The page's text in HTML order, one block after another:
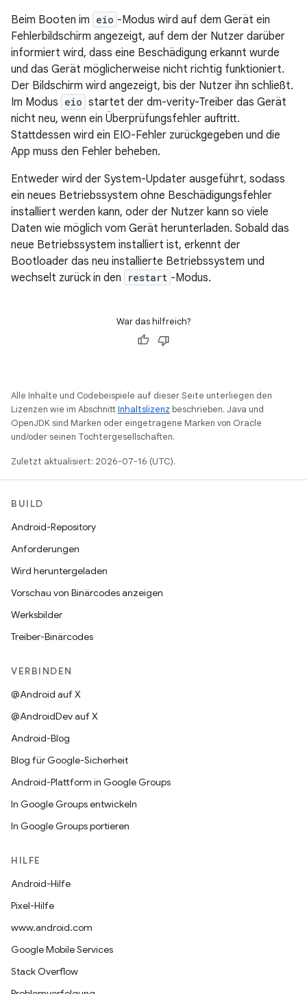
Beim Booten im eio -Modus wird auf dem Gerät ein
Fehlerbildschirm angezeigt, auf dem der Nutzer darüber
informiert wird, dass eine Beschädigung erkannt wurde
und das Gerät möglicherweise nicht richtig funktioniert.
Der Bildschirm wird angezeigt, bis der Nutzer ihn schließt.
Im Modus eio startet der dm-verity-Treiber das Gerät
nicht neu, wenn ein Überprüfungsfehler auftritt.
Stattdessen wird ein EIO-Fehler zurückgegeben und die
App muss den Fehler beheben.
Entweder wird der System-Updater ausgeführt, sodass
ein neues Betriebssystem ohne Beschädigungsfehler
installiert werden kann, oder der Nutzer kann so viele
Daten wie möglich vom Gerät herunterladen. Sobald das
neue Betriebssystem installiert ist, erkennt der
Bootloader das neu installierte Betriebssystem und
wechselt zurück in den
restart -Modus.
War das hilfreich?
Alle Inhalte und Codebeispiele auf dieser Seite unterliegen den
Lizenzen wie im AbschnittInhaltslizenz beschrieben. Java und
OpenJDK sind Marken oder eingetragene Marken von Oracle
und/oder seinen Tochtergesellschaften.
Zuletzt aktualisiert: 2026-07-16 (UTC).
BUILD
Android-Repository
Anforderungen
Wird heruntergeladen
Vorschau von Binärcodes anzeigen
Werksbilder
Treiber-Binärcodes
VERBINDEN
@Android auf X
@AndroidDev auf X
Android-Blog
Blog für Google-Sicherheit
Android-Plattform in Google Groups
In Google Groups entwickeln
In Google Groups portieren
HILFE
Android-Hilfe
Pixel-Hilfe
www.android.com
Google Mobile Services
Stack Overflow